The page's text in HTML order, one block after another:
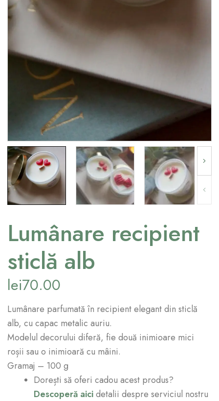
Lumânare recipient
sticlă alb
lei70.00
Lumânare parfumată în recipient elegant din sticlă
alb, cu capac metalic auriu.
Modelul decorului diferă, fie două inimioare mici
roșii sau o inimioară cu mâini.
Gramaj – 100 g
Dorești să oferi cadou acest produs?
Descoperă aicidetalii despre serviciul nostru